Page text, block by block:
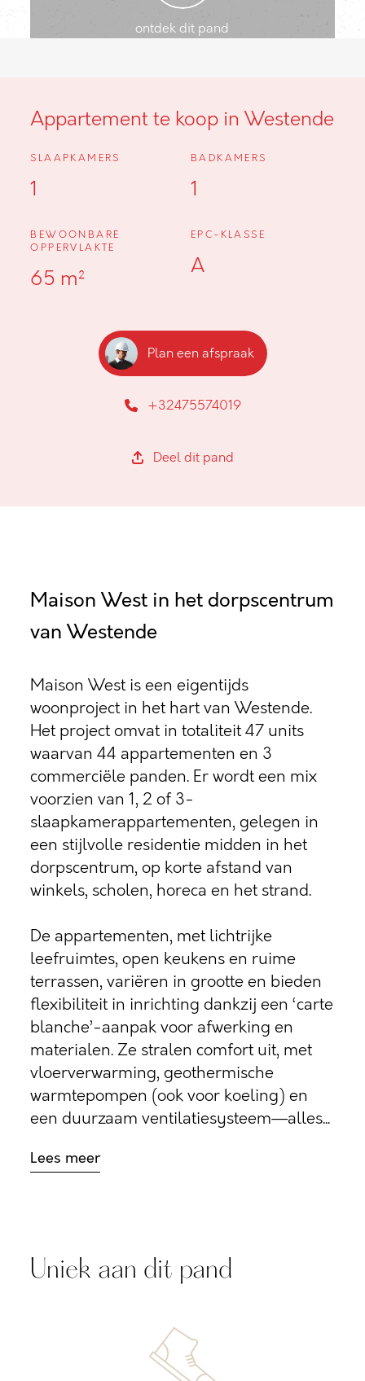
ontdek dit pand
Appartement te koop in Westende
SLAAPKAMERS
1
BADKAMERS
1
BEWOONBARE
OPPERVLAKTE
65 m²
EPC-KLASSE
A
Plan een afspraak
+32475574019
Deel dit pand
Maison West in het dorpscentrum
van Westende
Maison West is een eigentijds
woonproject in het hart van Westende.
Het project omvat in totaliteit 47 units
waarvan 44 appartementen en 3
commerciële panden. Er wordt een mix
voorzien van 1, 2 of 3-
slaapkamerappartementen, gelegen in
een stijlvolle residentie midden in het
dorpscentrum, op korte afstand van
winkels, scholen, horeca en het strand.
De appartementen, met lichtrijke
leefruimtes, open keukens en ruime
terrassen, variëren in grootte en bieden
flexibiliteit in inrichting dankzij een ‘carte
blanche’-aanpak voor afwerking en
materialen. Ze stralen comfort uit, met
vloerverwarming, geothermische
warmtepompen (ook voor koeling) en
een duurzaam ventilatiesysteem—alles...
Lees meer
Uniek aan dit pand